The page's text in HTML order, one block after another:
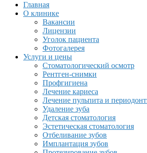
Главная
О клинике
Вакансии
Лицензии
Уголок пациента
Фотогалерея
Услуги и цены
Стоматологический осмотр
Рентген-снимки
Профгигиена
Лечение кариеса
Лечение пульпита и
Удаление зуба
Детская стоматология
Эстетическая стоматология
Отбеливание зубов
Имплантация зубов